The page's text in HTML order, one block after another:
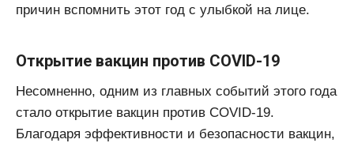
причин вспомнить этот год с улыбкой на лице.
Открытие вакцин против COVID-19
Несомненно, одним из главных событий этого года
стало открытие вакцин против COVID-19.
Благодаря эффективности и безопасности вакцин,